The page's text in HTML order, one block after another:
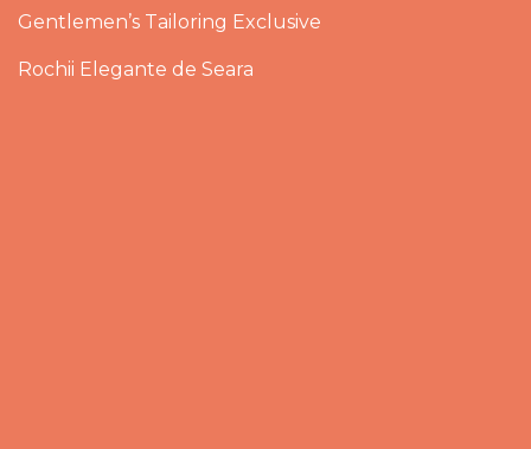
Gentlemen’s Tailoring Exclusive
Rochii Elegante de Seara